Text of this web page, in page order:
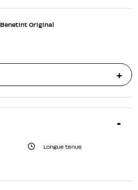
Benetint Original
Longue tenue